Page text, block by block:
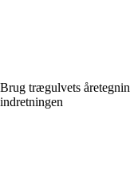
Brug trægulvets
indretningen